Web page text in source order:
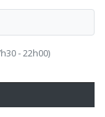
- 22h00)